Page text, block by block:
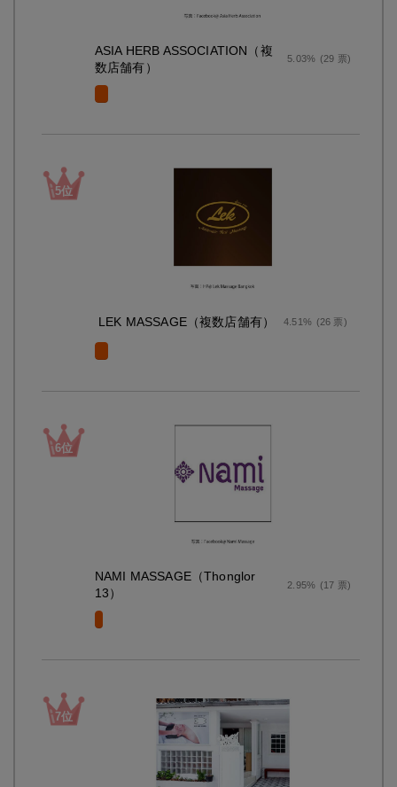
ASIA HERB ASSOCIATION（複
数店舗有）
5.03% (29 票)
LEK MASSAGE（複数店舗有） 4.51% (26 票)
NAMI MASSAGE（Thonglor
13）
2.95% (17 票)